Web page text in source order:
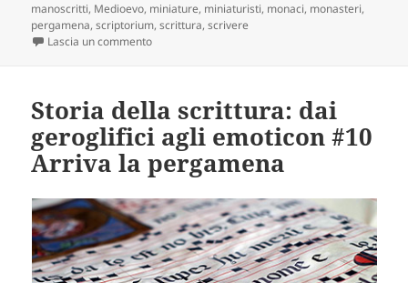
manoscritti, Medioevo, miniature, miniaturisti, monaci, monasteri,
pergamena,scriptorium,scrittura,scrivere
Lascia un commentosu Storia della scrittura: dai geroglifici agli
Storia della scrittura: dai
geroglifici agli emoticon #10
Arriva la pergamena